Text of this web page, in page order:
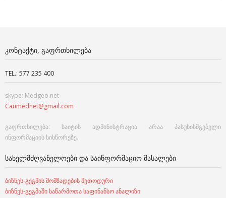
ᲙᲝᲜᲢᲐᲥᲢᲘ, ᲒᲐᲤᲠᲗᲮᲘᲚᲔᲑᲐ
TEL.: 577 235 400
skype: Medgeo.net
Caumednet@gmail.com
გაფრთხილება: საიტის ადმინისტრაცია არაა პასუხისმგებელი
ინფორმაციის სისწორეზე.
ᲡᲐᲮᲔᲚᲛᲫᲦᲕᲐᲜᲔᲚᲝᲔᲑᲘ ᲓᲐ ᲡᲐᲘᲜᲤᲝᲠᲛᲐᲪᲘᲝ ᲛᲐᲡᲐᲚᲔᲑᲘ
ბიზნეს-გეგმის მომზადების მეთოდური
ბიზნეს-გეგმაში საწარმოთა საფინანსო ანალიზი